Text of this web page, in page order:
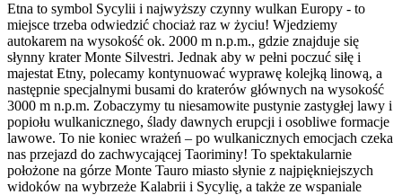
Etna to symbol Sycylii i najwyższy czynny wulkan Europy - to
miejsce trzeba odwiedzić chociaż raz w życiu! Wjedziemy
autokarem na wysokość ok. 2000 m n.p.m., gdzie znajduje się
słynny krater Monte Silvestri. Jednak aby w pełni poczuć siłę i
majestat Etny, polecamy kontynuować wyprawę kolejką linową, a
następnie specjalnymi busami do kraterów głównych na wysokość
3000 m n.p.m. Zobaczymy tu niesamowite pustynie zastygłej lawy i
popiołu wulkanicznego, ślady dawnych erupcji i osobliwe formacje
lawowe. To nie koniec wrażeń – po wulkanicznych emocjach czeka
nas przejazd do zachwycającej Taoriminy! To spektakularnie
położone na górze Monte Tauro miasto słynie z najpiękniejszych
widoków na wybrzeże Kalabrii i Sycylię, a także ze wspaniale